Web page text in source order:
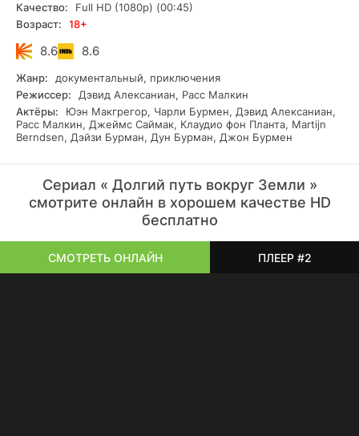
Качество:
Full HD (1080p) (00:45)
Возраст:
18+
8.6 8.6
Жанр:
документальный, приключения
Режиссер:
Дэвид Алексаниан, Расс Малкин
Актёры:
Юэн Макгрегор, Чарли Бурмен, Дэвид Алексаниан,
Расс Малкин, Джеймс Саймак, Клаудио фон Планта, Martijn
Berndsen, Дэйзи Бурман, Дун Бурман, Джон Бурмен
Сериал « Долгий путь вокруг Земли »
смотрите онлайн в хорошем качестве HD
бесплатно
СМОТРЕТЬ ОНЛАЙН ПЛЕЕР #2